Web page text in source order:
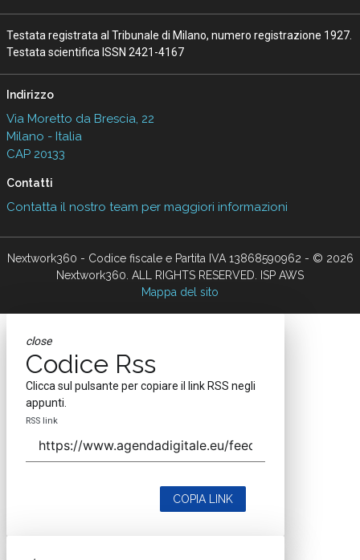
Testata registrata al Tribunale di Milano, numero registrazione 1927.
Testata scientifica ISSN 2421-4167
Indirizzo
Via Moretto da Brescia, 22
Milano - Italia
CAP 20133
Contatti
Contatta il nostro team per maggiori informazioni
Nextwork360 - Codice fiscale e Partita IVA 13868590962 - © 2026
Nextwork360. ALL RIGHTS RESERVED. ISP AWS
Mappa del sito
close
Codice Rss
Clicca sul pulsante per copiare il link RSS negli
appunti.
RSS link
COPIA LINK